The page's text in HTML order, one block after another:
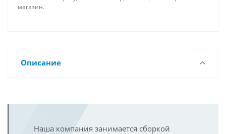
магазин.
Описание
Наша компания занимается сборкой